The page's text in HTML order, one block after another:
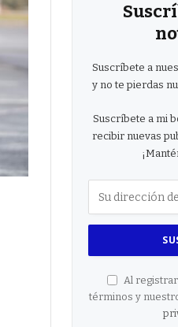
Suscríbete a
y no te pierdas
Suscríbete a mi
recibir nuevas
Al
términos y